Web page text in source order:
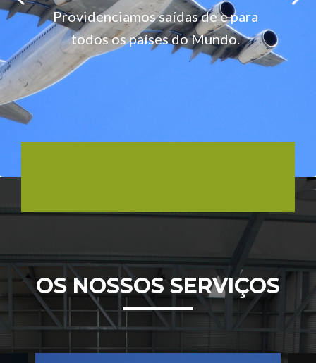
Providenciamos saídas de e para
todos os países do Mundo.
legalização e
desalfandegamento.
todos os países da Europa e
África.
Previous
OS NOSSOS SERVIÇOS